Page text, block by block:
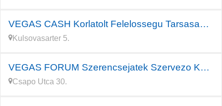
VEGAS CASH Korlatolt Felelossegu Tarsasag felszamolas alatt
Kulsovasarter 5.
VEGAS FORUM Szerencsejatek Szervezo Korlatolt Felelossegu
Csapo Utca 30.